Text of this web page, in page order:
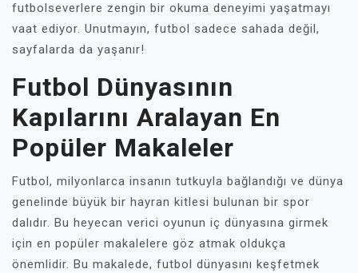
futbolseverlere zengin bir okuma deneyimi yaşatmayı
vaat ediyor. Unutmayın, futbol sadece sahada değil,
sayfalarda da yaşanır!
Futbol Dünyasının
Kapılarını Aralayan En
Popüler Makaleler
Futbol, milyonlarca insanın tutkuyla bağlandığı ve dünya
genelinde büyük bir hayran kitlesi bulunan bir spor
dalıdır. Bu heyecan verici oyunun iç dünyasına girmek
için en popüler makalelere göz atmak oldukça
önemlidir. Bu makalede, futbol dünyasını keşfetmek